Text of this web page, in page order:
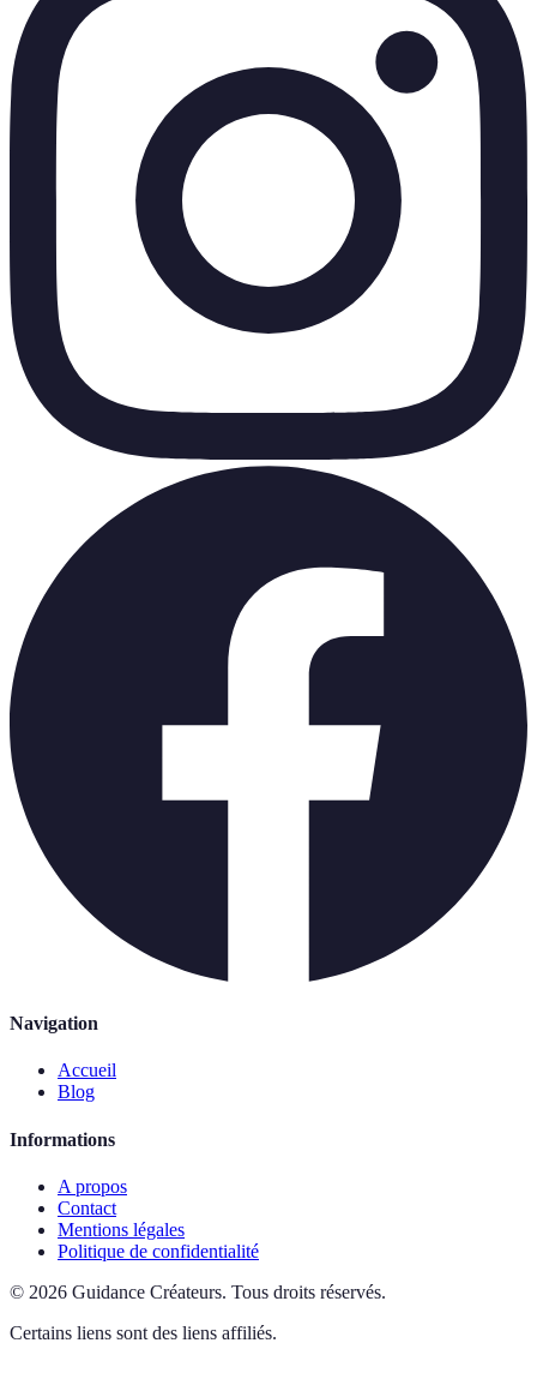
Navigation
Accueil
Blog
Informations
A propos
Contact
Mentions légales
Politique de confidentialité
© 2026 Guidance Créateurs. Tous droits réservés.
Certains liens sont des liens affiliés.